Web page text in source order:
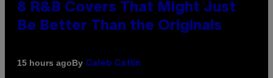
8 R&B Covers That Might Just
Be Better Than the Originals
15 hours agoBy Caleb Catlin